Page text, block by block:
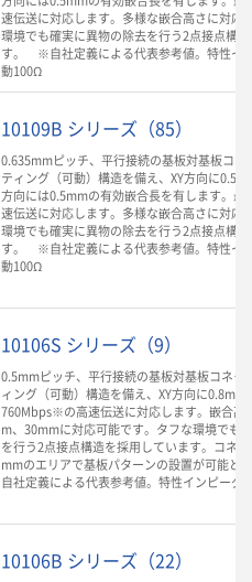
速伝送に対応します。多様な嵌合高さに対応
環境でも確実に異物の除去を行う2点接点構
す。 ※自社定義による代表参考値。特性イ
動100Ω
10109B シリーズ（85）
0.635mmピッチ、平行接続の基板対基板コネ
ティング（可動）構造を備え、XY方向に
方向には0.5mmの有効嵌合長を有します。
速伝送に対応します。多様な嵌合高さに対応
環境でも確実に異物の除去を行う2点接点構
す。 ※自社定義による代表参考値。特性イ
動100Ω
10106S シリーズ（9）
0.5mmピッチ、平行接続の基板対基板コネク
ィング（可動）構造を備え、XY方向に
760Mbps※の高速伝送に対応します。嵌合高
m、30mmに対応可能です。タフな環境でも
を行う2点接点構造を採用しています。コネ
mmのエリアで基板パターンの設置が可能と
自社定義による代表参考値。特性インピー
10106B シリーズ（22）